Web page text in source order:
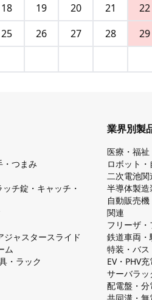
18 19 20 21
22
25 26 27 28
29
・つまみ
チ錠・キャッチ・
ジャスタースライド
ム
・ラック
業界別製
医療・福
ロボット
二次電池関
半導体製造
自動販売
関連
フリーザ
鉄道車両・
特装・バ
EV・PHV
サーバラ
配電盤・